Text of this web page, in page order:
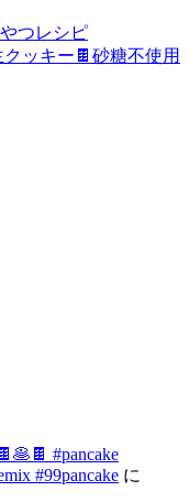
つレシピ
ッキー🍫砂糖不使用
#pancake
#99pancake に